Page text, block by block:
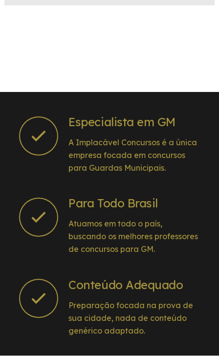
Especialista em GM
A Implacável Concursos é a única
empresa focada em concursos
para Guardas Municipais.
Para Todo Brasil
Atuamos em todo o país,
buscando os melhores professores
de concursos para GM.
Conteúdo Adequado
Preparação focada na prova de
sua cidade, nada de conteúdo
genérico adaptado.